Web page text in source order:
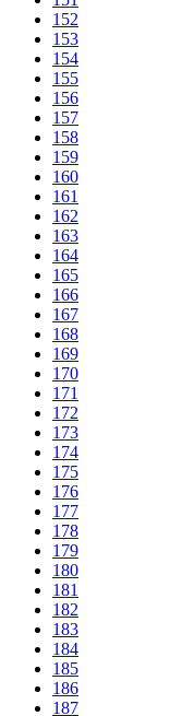
152
153
154
155
156
157
158
159
160
161
162
163
164
165
166
167
168
169
170
171
172
173
174
175
176
177
178
179
180
181
182
183
184
185
186
187